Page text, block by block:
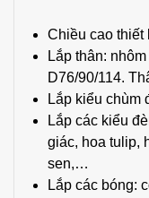
Chiều cao thiết
Lắp thân:
D76/90/114.
Lắp kiểu chùm
Lắp các kiểu
giác, hoa tulip,
sen,…
Lắp các bóng: